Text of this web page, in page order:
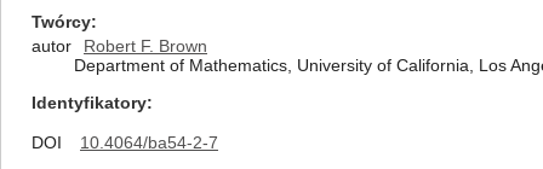
Twórcy
autor
Robert F. Brown
Department of Mathematics, University of California, Los
Identyfikatory
DOI
10.4064/ba54-2-7